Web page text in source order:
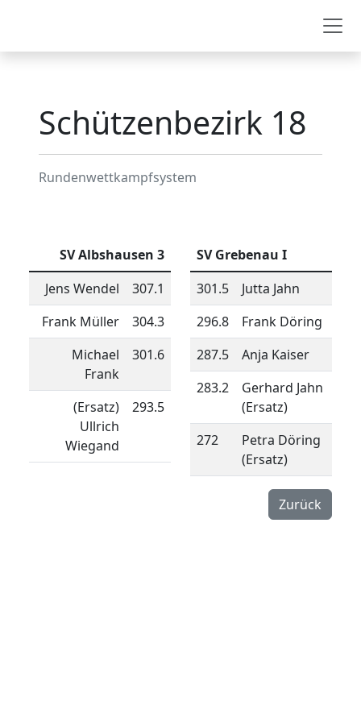
Schützenbezirk 18
Rundenwettkampfsystem
SV Albshausen 3
Jens Wendel
307.1
Frank Müller
304.3
Michael
Frank
301.6
(Ersatz)
Ullrich
Wiegand
293.5
SV Grebenau I
301.5
Jutta Jahn
296.8
Frank Döring
287.5
Anja Kaiser
283.2
Gerhard Jahn
(Ersatz)
272
Petra Döring
(Ersatz)
Zurück